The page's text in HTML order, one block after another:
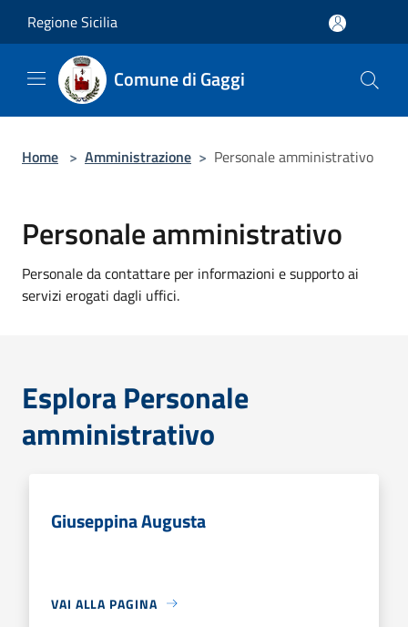
Regione Sicilia
Comune di Gaggi
Home > Amministrazione > Personale amministrativo
Personale amministrativo
Personale da contattare per informazioni e supporto ai
servizi erogati dagli uffici.
Esplora Personale
amministrativo
Giuseppina Augusta
VAI ALLA PAGINA